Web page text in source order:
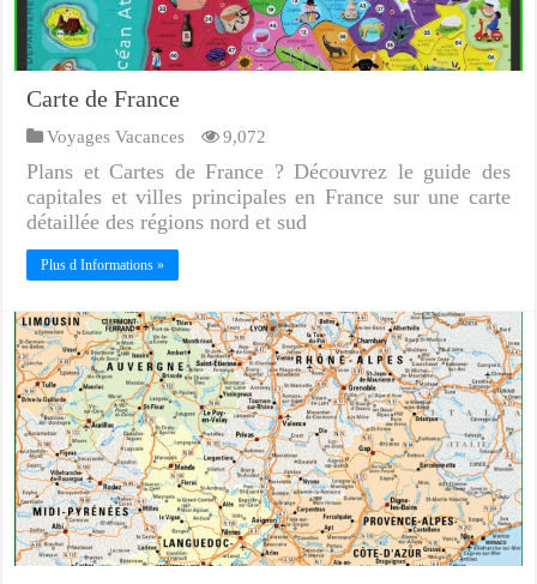
Carte de France
Voyages Vacances 9,072
Plans et Cartes de France ? Découvrez le guide des
capitales et villes principales en France sur une carte
détaillée des régions nord et sud
Plus d Informations »